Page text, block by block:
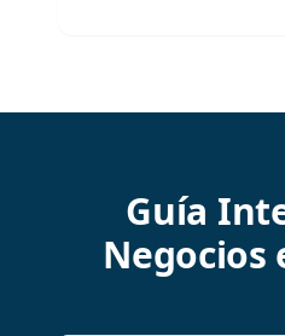
Guía
Negocios